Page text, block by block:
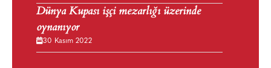
Dünya Kupası işçi mezarlığı üzerinde
oynanıyor
30 Kasım 2022